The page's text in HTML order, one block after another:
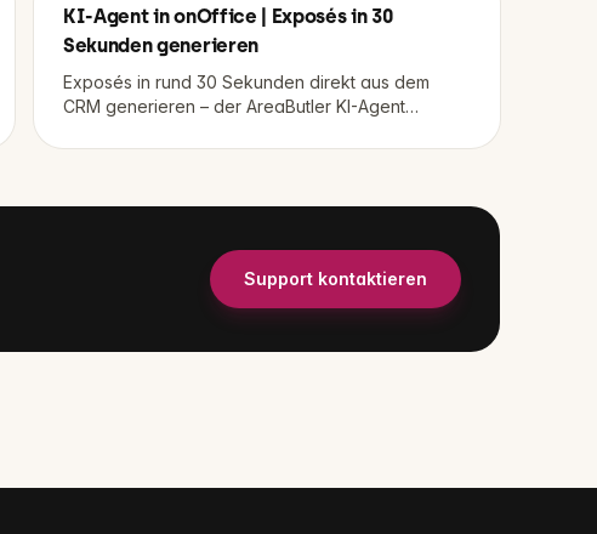
KI-Agent in onOffice | Exposés in 30
Sekunden generieren
Exposés in rund 30 Sekunden direkt aus dem
CRM generieren – der AreaButler KI-Agent
Support kontaktieren